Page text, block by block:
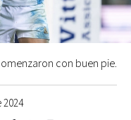
2024
con buen pie.